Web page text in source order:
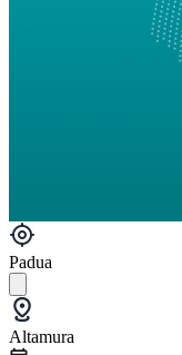
Padua
Altamura